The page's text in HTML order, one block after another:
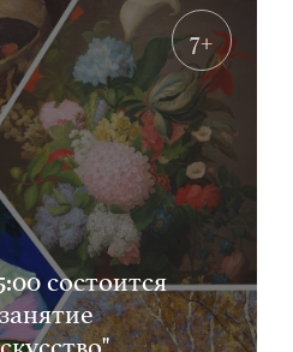
7+
состоится